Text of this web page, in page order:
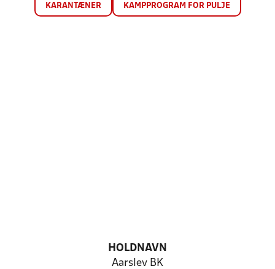
KARANTÆNER KAMPPROGRAM FOR PULJE
HOLDNAVN
Aarslev BK